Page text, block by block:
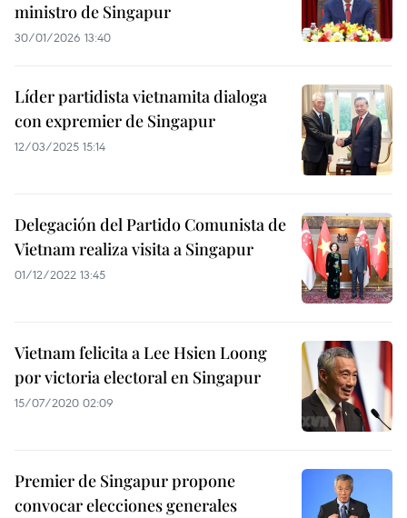
ministro de Singapur
30/01/2026 13:40
Líder partidista vietnamita dialoga
con expremier de Singapur
12/03/2025 15:14
Delegación del Partido Comunista de
Vietnam realiza visita a Singapur
01/12/2022 13:45
Vietnam felicita a Lee Hsien Loong
por victoria electoral en Singapur
15/07/2020 02:09
Premier de Singapur propone
convocar elecciones generales